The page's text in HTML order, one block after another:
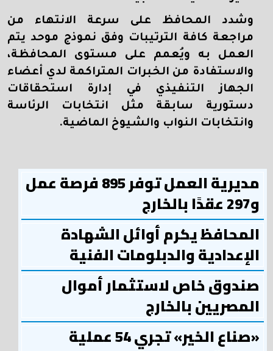
وشدد المحافظ على سرعة الانتهاء من
مراجعة كافة الترتيبات وفق نموذج موحد يتم
العمل به ويُعمم على مستوى المحافظة،
والاستفادة من الخبرات المتراكمة لدي أعضاء
الجهاز التنفيذي في إدارة استحقاقات
دستورية سابقة مثل انتخابات الرئاسة
وانتخابات النواب والشيوخ الماضية.
مديرية العمل توفر 895 فرصة عمل
و297 عقدًا بالخارج
المحافظ يكرم أوائل الشهادة
الإعدادية والدبلومات الفنية
صندوق خاص لاستثمار أموال
المصريين بالخارج
«صناع الخير» تجري 54 عملية